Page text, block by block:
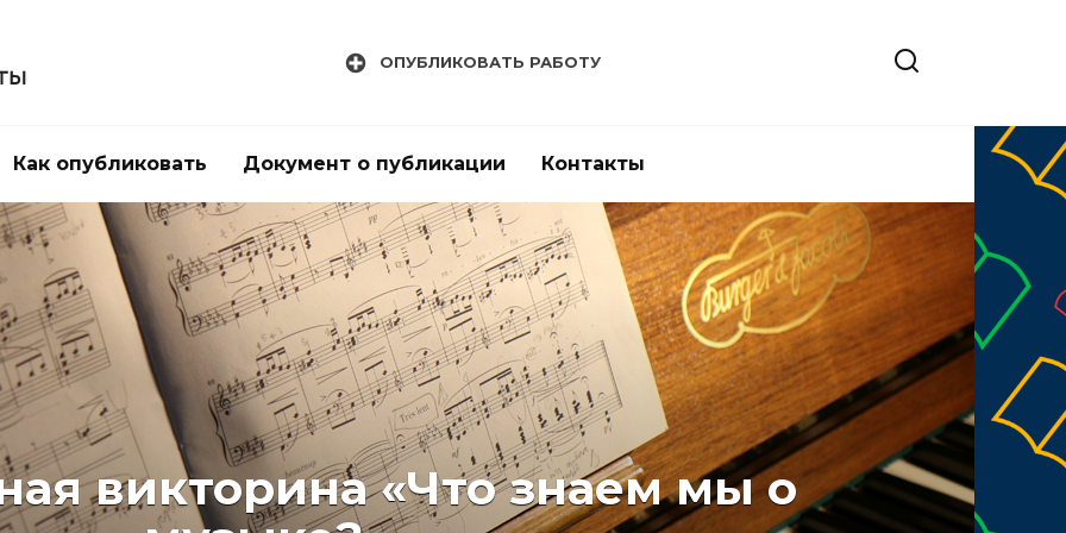
ОПУБЛИКОВАТЬ РАБОТУ
Как опубликовать Документ о публикации Контакты
викторина «Что знаем мы о